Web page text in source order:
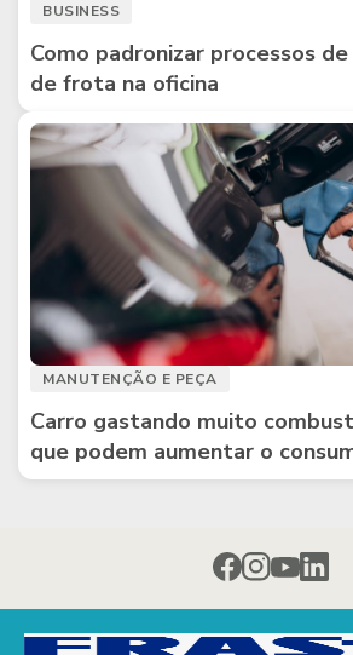
BUSINESS
Como padronizar processos
de frota na oficina
MANUTENÇÃO E PEÇA
Carro gastando muito
que podem aumentar o